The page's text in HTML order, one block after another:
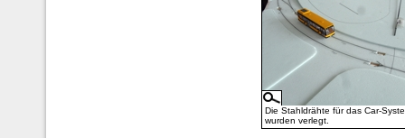
Die Stahldrähte für das Car-
wurden verlegt.